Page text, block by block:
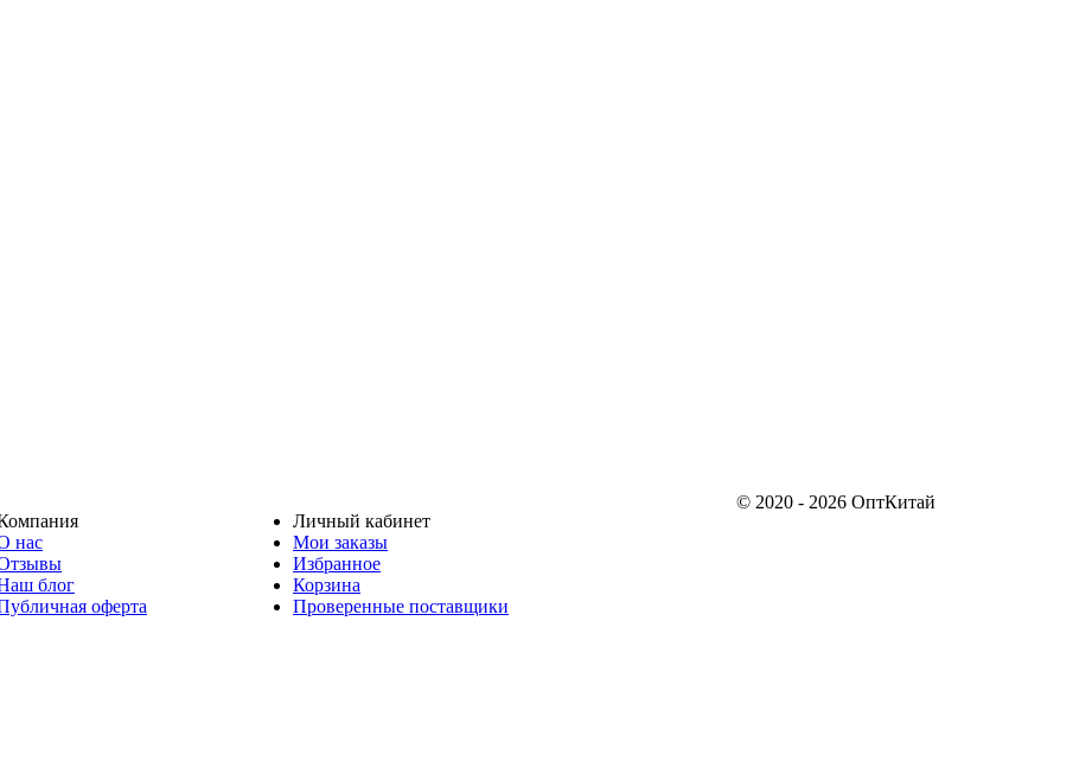
нас
блог
оферта
Личный кабинет
Мои заказы
Избранное
Корзина
Проверенные поставщики
© 2020 - 2026 ОптКитай